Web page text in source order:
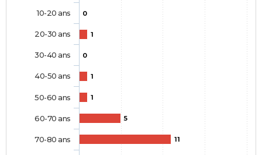
0
1
0
1
1
5
11
10-20 ans
20-30 ans
30-40 ans
40-50 ans
50-60 ans
60-70 ans
70-80 ans